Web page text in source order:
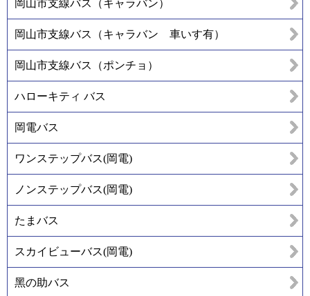
岡山市支線バス（キャラバン）
岡山市支線バス（キャラバン 車いす有）
岡山市支線バス（ポンチョ）
ハローキティ バス
岡電バス
ワンステップバス(岡電)
ノンステップバス(岡電)
たまバス
スカイビューバス(岡電)
黑の助バス